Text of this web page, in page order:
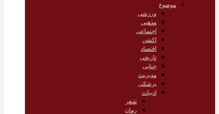
موضوع
ورزشی
مذهبی
اجتماعی
اکشن
اقتصاد
تاریخی
جنایی
مدیریت
پزشکی
ادبیات
شعر
رمان